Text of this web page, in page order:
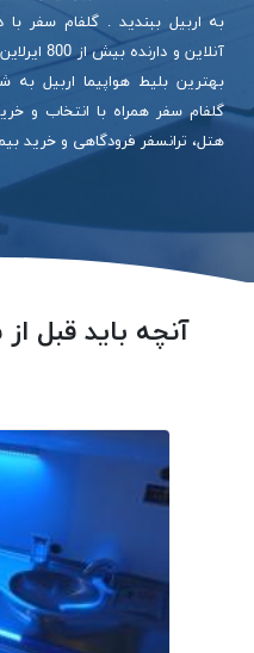
به اربیل ببندید . گلفام سفر
آنلاین و
بهترین بلیط هواپیما اربیل به
گلفام سفر همراه با انتخاب و
هتل، ترانسفر فرودگاهی و خرید
آنچه باید قبل